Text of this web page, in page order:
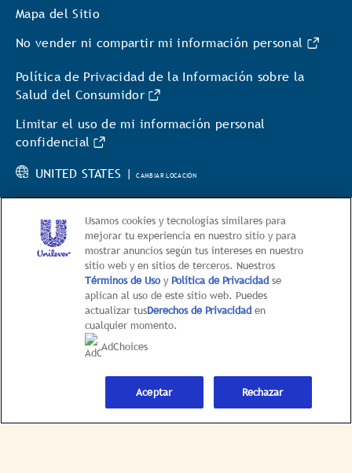
Mapa del Sitio
No vender ni compartir mi información personal
Política de Privacidad de la Información sobre la
Salud del Consumidor
Limitar el uso de mi información personal
confidencial
UNITED STATES |CAMBIAR LOCACIÓN
© 2026 Hellmann’s
This web site is directed only to U.S. consumers for
products and services of Unilever United States.
This web site is not directed to consumers outside of
Usamos cookies y tecnologías similares para
mejorar tu experiencia en nuestro sitio y para
mostrar anuncios según tus intereses en nuestro
sitio web y en sitios de terceros. Nuestros
Términos de Uso y Política de Privacidadse
aplican al uso de este sitio web. Puedes
actualizar tusDerechos de Privacidad en
cualquier momento.
AdChoices
Rechazar
Aceptar